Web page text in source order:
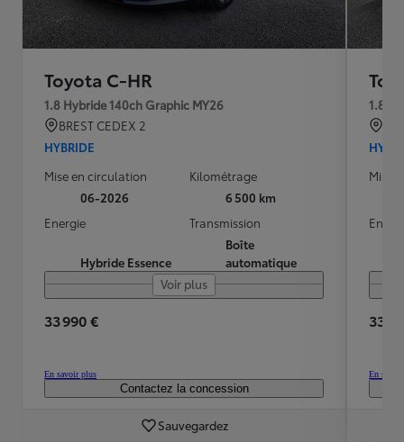
Toyota C-HR
1.8 Hybride 140ch Graphic MY26
BREST CEDEX 2
HYBRIDE
Mise en circulation
06-2026
Kilométrage
6 500 km
Energie
Hybride Essence
Transmission
Boîte
automatique
Voir plus
33 990 €
En savoir plus
Contactez la concession
Sauvegardez
1.8
Mise
33
En